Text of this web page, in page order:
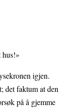
igjen.
det faktum at den
på å gjemme